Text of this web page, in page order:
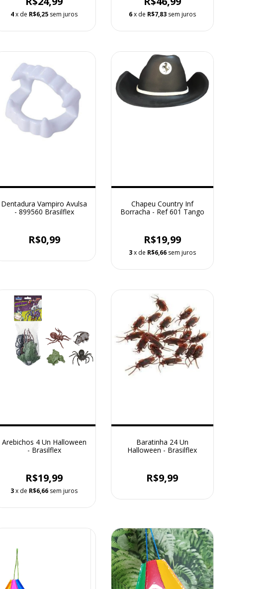
4x de R$6,25 sem juros 6x de R$7,83 sem juros
Dentadura Vampiro Avulsa
- 899560 Brasilflex
R$0,99
Chapeu Country Inf
Borracha - Ref 601 Tango
R$19,99
3x de R$6,66 sem juros
Arebichos 4 Un Halloween
- Brasilflex
R$19,99
3x de R$6,66 sem juros
Baratinha 24 Un
Halloween - Brasilflex
R$9,99